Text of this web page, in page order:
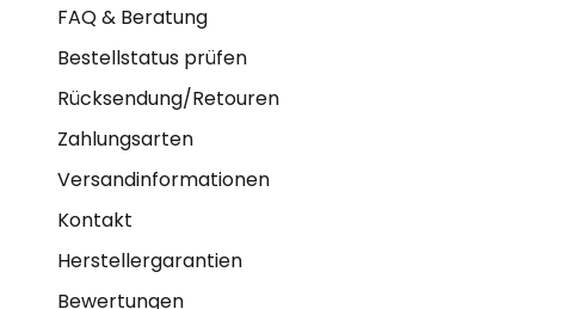
FAQ & Beratung
Bestellstatus prüfen
Rücksendung/Retouren
Zahlungsarten
Versandinformationen
Kontakt
Herstellergarantien
Bewertungen